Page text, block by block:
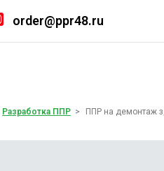
order@ppr48.ru
Разработка ППР ППР на демонтаж